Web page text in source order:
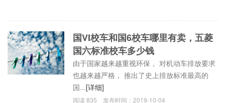
国VI校车和国6校车哪里有卖，五菱
国六标准校车多少钱
由于国家越来越重视环保， 对机动车排放要求
也越来越严格， 推出了史上排放标准最高的
国...[详细]
阅读835 发布时间：2019-10-04